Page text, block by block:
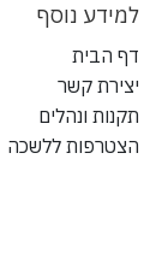
למידע נוסף
דף הבית
יצירת קשר
תקנות ונהלים
הצטרפות ללשכה